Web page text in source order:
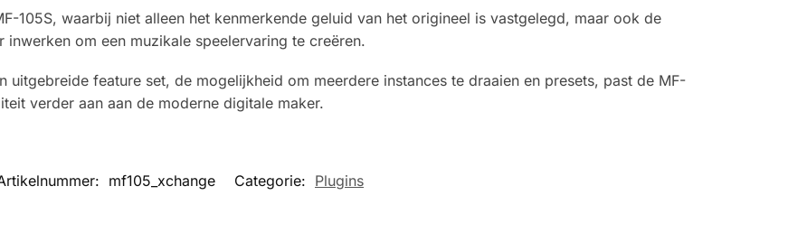
105S, waarbij niet alleen het kenmerkende geluid van het origineel is vastgelegd, maar ook de
om een muzikale speelervaring te creëren.
feature set, de mogelijkheid om meerdere instances te draaien en presets, past de MF-
verder aan aan de moderne digitale maker.
mf105_xchange Categorie: Plugins